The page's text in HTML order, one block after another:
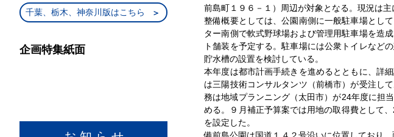
千葉、栃木、神奈川版はこちら
企画特集紙面
前島町１９６－１）周辺が対象となる。現況は主
整備概要としては、公園南側に一般駐車場とし
ター南側で軟式野球場および管理用駐車場を造
ト舗装を予定する。駐車場には公衆トイレなど
貯水槽の設置を検討している。
本年度は都市計画手続きを進めるとともに、詳
は三陽技術コンサルタンツ（前橋市）が受注し
務は地域プランニング（太田市）が24年度に担
める。９月補正予算案では用地の取得費として
を設定した。